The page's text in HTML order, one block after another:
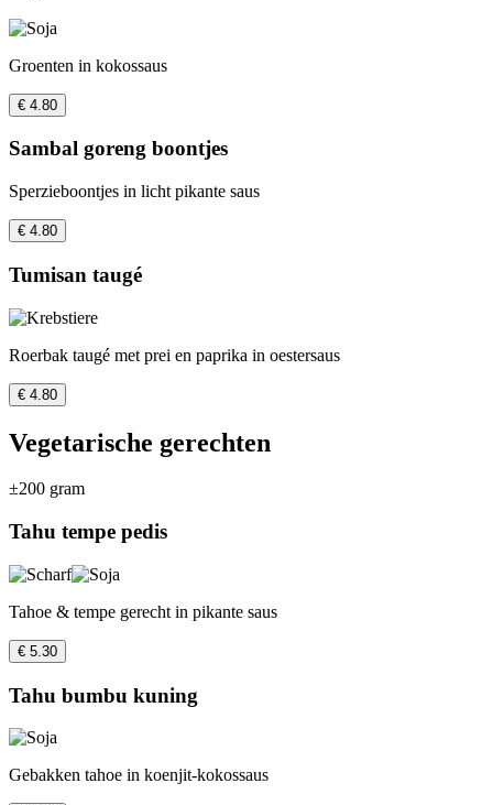
Groenten in kokossaus
€ 4.80
Sambal goreng boontjes
Sperzieboontjes in licht pikante saus
€ 4.80
Tumisan taugé
Roerbak taugé met prei en paprika in oestersaus
€ 4.80
Vegetarische gerechten
±200 gram
Tahu tempe pedis
Tahoe & tempe gerecht in pikante saus
€ 5.30
Tahu bumbu kuning
Gebakken tahoe in koenjit-kokossaus